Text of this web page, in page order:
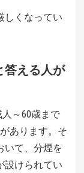
しくなってい
答える人が
人～60歳まで
あります。そ
いて、分煙を
設けられてい